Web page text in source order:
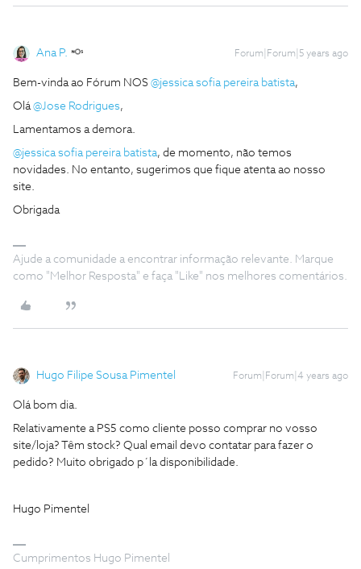
Ana P. Forum|Forum|5 years ago
Bem-vinda ao Fórum NOS @jessica sofia pereira batista,
Olá@Jose Rodrigues,
Lamentamos a demora.
@jessica sofia pereira batista, de momento, não temos
novidades. No entanto, sugerimos que fique atenta ao nosso
site.
Obrigada
Ajude a comunidade a encontrar informação relevante. Marque
como "Melhor Resposta" e faça "Like" nos melhores comentários.
Hugo Filipe Sousa Pimentel Forum|Forum|4 years ago
Olá bom dia.
Relativamente a PS5 como cliente posso comprar no vosso
site/loja? Têm stock? Qual email devo contatar para fazer o
pedido? Muito obrigado p´la disponibilidade.
Hugo Pimentel
Cumprimentos Hugo Pimentel